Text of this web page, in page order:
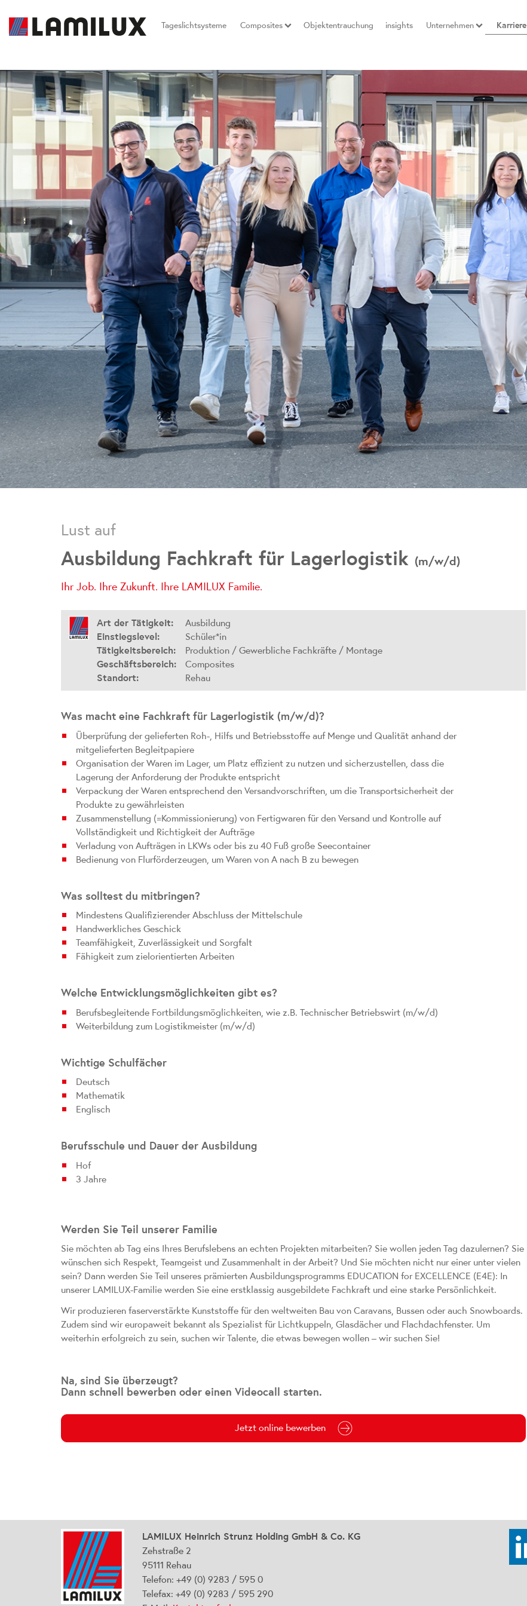
Tageslichtsysteme Composites Objektentrauchung insights Unternehmen Karriere
Lust auf
Ausbildung Fachkraft für Lagerlogistik (m/w/d)
Ihr Job. Ihre Zukunft. Ihre LAMILUX Familie.
Art der Tätigkeit:
Ausbildung
Einstiegslevel:
Schüler*in
Tätigkeitsbereich:
Produktion / Gewerbliche Fachkräfte / Montage
Geschäftsbereich:
Composites
Standort:
Rehau
Was macht eine Fachkraft für Lagerlogistik (m/w/d)?
Überprüfung der gelieferten Roh-, Hilfs und Betriebsstoffe auf Menge und Qualität anhand der
mitgelieferten Begleitpapiere
Organisation der Waren im Lager, um Platz effizient zu nutzen und sicherzustellen, dass die
Lagerung der Anforderung der Produkte entspricht
Verpackung der Waren entsprechend den Versandvorschriften, um die Transportsicherheit der
Produkte zu gewährleisten
Zusammenstellung (=Kommissionierung) von Fertigwaren für den Versand und Kontrolle auf
Vollständigkeit und Richtigkeit der Aufträge
Verladung von Aufträgen in LKWs oder bis zu 40 Fuß große Seecontainer
Bedienung von Flurförderzeugen, um Waren von A nach B zu bewegen
Was solltest du mitbringen?
Mindestens Qualifizierender Abschluss der Mittelschule
Handwerkliches Geschick
Teamfähigkeit, Zuverlässigkeit und Sorgfalt
Fähigkeit zum zielorientierten Arbeiten
Welche Entwicklungsmöglichkeiten gibt es?
Berufsbegleitende Fortbildungsmöglichkeiten, wie z.B. Technischer Betriebswirt (m/w/d)
Weiterbildung zum Logistikmeister (m/w/d)
Wichtige Schulfächer
Deutsch
Mathematik
Englisch
Berufsschule und Dauer der Ausbildung
Hof
3 Jahre
Werden Sie Teil unserer Familie
Sie möchten ab Tag eins Ihres Berufslebens an echten Projekten mitarbeiten? Sie wollen jeden Tag dazulernen? Sie
wünschen sich Respekt, Teamgeist und Zusammenhalt in der Arbeit? Und Sie möchten nicht nur einer unter vielen
sein? Dann werden Sie Teil unseres prämierten Ausbildungsprogramms EDUCATION for EXCELLENCE (E4E): In
unserer LAMILUX-Familie werden Sie eine erstklassig ausgebildete Fachkraft und eine starke Persönlichkeit.
Wir produzieren faserverstärkte Kunststoffe für den weltweiten Bau von Caravans, Bussen oder auch Snowboards.
Zudem sind wir europaweit bekannt als Spezialist für Lichtkuppeln, Glasdächer und Flachdachfenster. Um
weiterhin erfolgreich zu sein, suchen wir Talente, die etwas bewegen wollen – wir suchen Sie!
Na, sind Sie überzeugt?
Dann schnell bewerben oder einen Videocall starten.
Jetzt online bewerben
LAMILUX Heinrich Strunz Holding GmbH & Co. KG
Zehstraße 2
95111 Rehau
Telefon: +49 (0) 9283 / 595 0
Telefax: +49 (0) 9283 / 595 290